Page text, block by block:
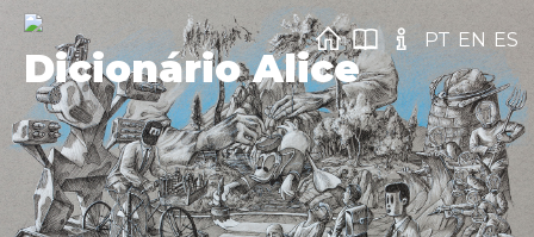
Dicionário Alice
PT EN ES